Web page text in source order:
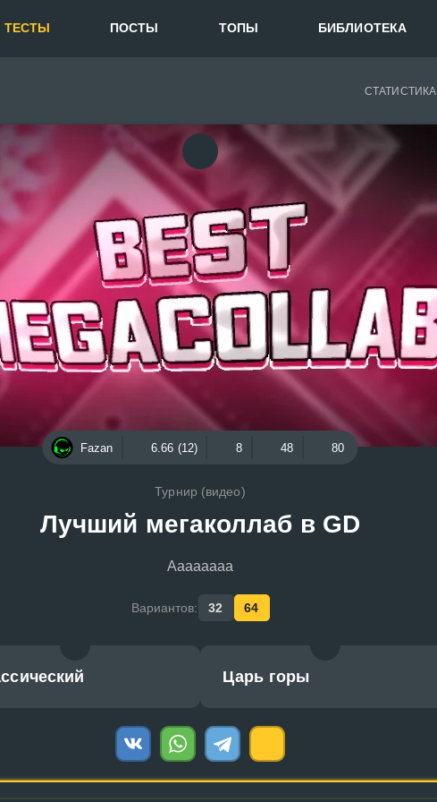
ТЕСТЫ ПОСТЫ ТОПЫ БИБЛИОТЕКА
СТАТИСТИКА
Fazan 6.66 (12) 8 48 80
Турнир (видео)
Лучший мегаколлаб в GD
Аааааааа
Вариантов: 32 64
Царь горы